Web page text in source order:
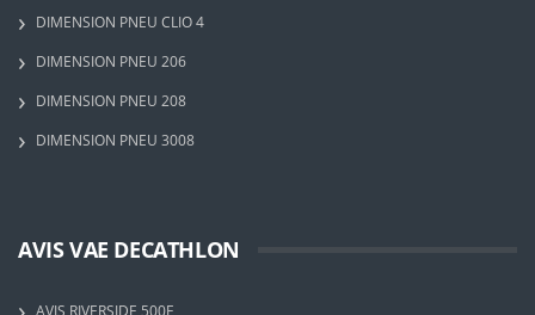
DIMENSION PNEU CLIO 4
DIMENSION PNEU 206
DIMENSION PNEU 208
DIMENSION PNEU 3008
AVIS VAE DECATHLON
AVIS RIVERSIDE 500E